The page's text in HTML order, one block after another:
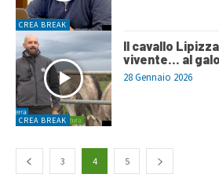
CREA BREAK
CREA BREAK
Il cavallo
vivente… al
28 Gennaio 2026
3 4 5